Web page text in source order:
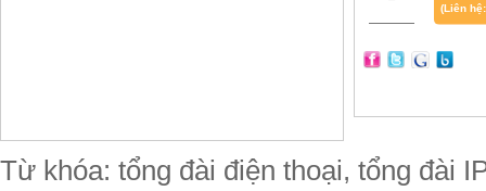
(Liên
Từ khóa: tổng đài điện thoại, tổng đài